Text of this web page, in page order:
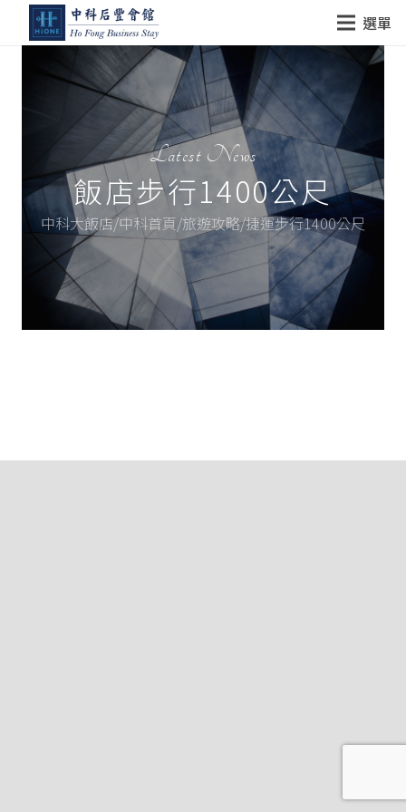
選單
Latest News
飯店步行1400公尺
中科大飯店/中科首頁/旅遊攻略/捷運步行1400公尺